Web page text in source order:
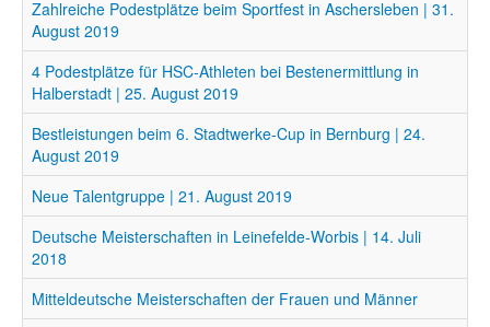
Zahlreiche Podestplätze beim Sportfest in Aschersleben | 31.
August 2019
4 Podestplätze für HSC-Athleten bei Bestenermittlung in
Halberstadt | 25. August 2019
Bestleistungen beim 6. Stadtwerke-Cup in Bernburg | 24.
August 2019
Neue Talentgruppe | 21. August 2019
Deutsche Meisterschaften in Leinefelde-Worbis | 14. Juli
2018
Mitteldeutsche Meisterschaften der Frauen und Männer